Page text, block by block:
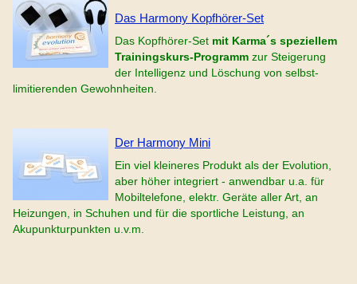
Das Harmony Kopfhörer-Set
Das Kopfhörer-Set mit Karma´s speziellem
Trainingskurs-Programm zur Steigerung
der Intelligenz und Löschung von selbst-
limitierenden Gewohnheiten.
Der Harmony Mini
Ein viel kleineres Produkt als der Evolution,
aber höher integriert - anwendbar u.a. für
Mobiltelefone, elektr. Geräte aller Art, an
Heizungen, in Schuhen und für die sportliche Leistung, an
Akupunkturpunkten u.v.m.